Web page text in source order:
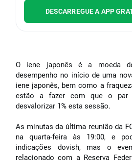
DESCARREGUE A APP
O iene japonês é a moeda
desempenho no início de uma
iene japonês, bem como a
estão a fazer com que o par
desvalorizar 1% esta sessão.
As minutas da última reunião da
na quarta-feira às 19:00, e
indicações dovish, mas o
relacionado com a Reserva